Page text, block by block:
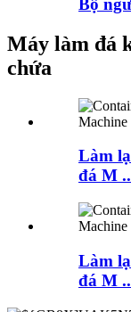
Bộ
Máy làm đá
chứa
Làm
đá M
Làm
đá M